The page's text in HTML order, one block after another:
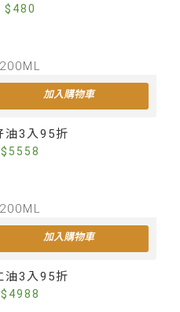
$480
加入購物車
油3入95折
加入購物車
油3入95折